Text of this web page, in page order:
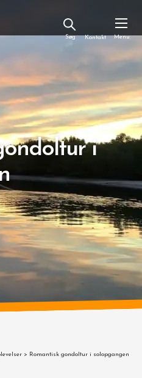
Kontakt
i
> Romantisk gondoltur i solopgangen